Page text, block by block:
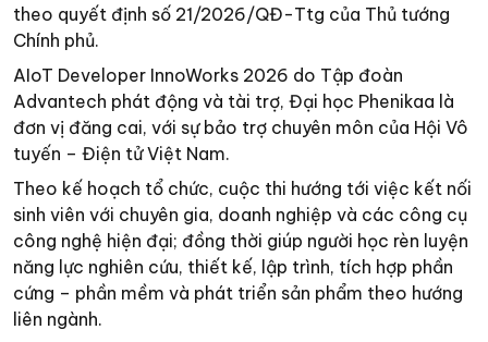
theo quyết định số 21/2026/QĐ-Ttg của Thủ tướng
Chính phủ.
AIoT Developer InnoWorks 2026 do Tập đoàn
Advantech phát động và tài trợ, Đại học Phenikaa là
đơn vị đăng cai, với sự bảo trợ chuyên môn của Hội Vô
tuyến – Điện tử Việt Nam.
Theo kế hoạch tổ chức, cuộc thi hướng tới việc kết nối
sinh viên với chuyên gia, doanh nghiệp và các công cụ
công nghệ hiện đại; đồng thời giúp người học rèn luyện
năng lực nghiên cứu, thiết kế, lập trình, tích hợp phần
cứng – phần mềm và phát triển sản phẩm theo hướng
liên ngành.